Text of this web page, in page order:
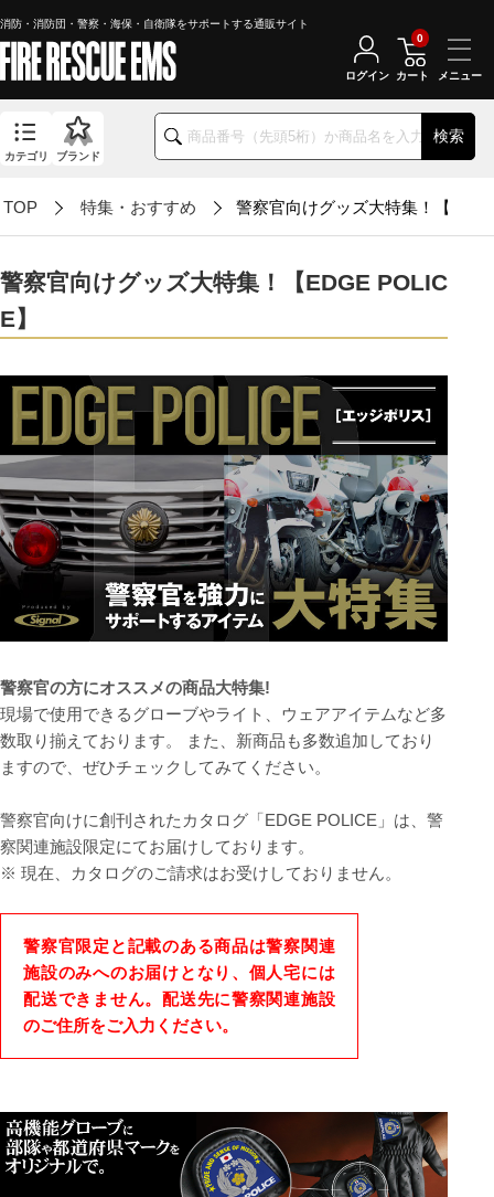
消防・消防団・警察・海保・自衛隊をサポートする通販サイト
検索
カテゴリ ブランド
ログイン カート
0
TOP 特集・おすすめ 警察官向けグッズ大特集！【
警察官向けグッズ大特集！【EDGE POLIC
E】
警察官の方にオススメの商品大特集!
現場で使用できるグローブやライト、ウェアアイテムなど多
数取り揃えております。 また、新商品も多数追加しており
ますので、ぜひチェックしてみてください。
警察官向けに創刊されたカタログ「EDGE POLICE」は、警
察関連施設限定にてお届けしております。
※ 現在、カタログのご請求はお受けしておりません。
警察官限定と記載のある商品は警察関連
施設のみへのお届けとなり、個人宅には
配送できません。配送先に警察関連施設
のご住所をご入力ください。